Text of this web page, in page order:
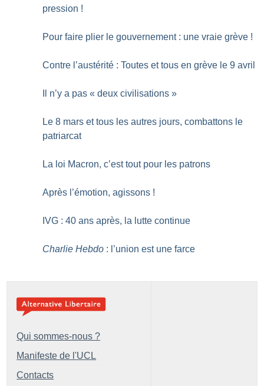
pression !
Pour faire plier le gouvernement : une vraie grève !
Contre l’austérité : Toutes et tous en grève le 9 avril
Il n’y a pas « deux civilisations »
Le 8 mars et tous les autres jours, combattons le
patriarcat
La loi Macron, c’est tout pour les patrons
Après l’émotion, agissons !
IVG : 40 ans après, la lutte continue
Charlie Hebdo : l’union est une farce
Qui sommes-nous ?
Manifeste de l'UCL
Contacts